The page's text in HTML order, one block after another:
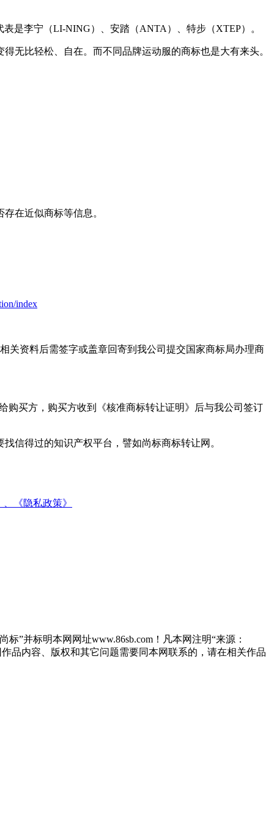
是李宁（LI-NING）、安踏（ANTA）、特步（XTEP）。
无比轻松、自在。而不同品牌运动服的商标也是大有来头。
在近似商标等信息。
index
关资料后需签字或盖章回寄到我公司提交国家商标局办理商
购买方，购买方收到《核准商标转让证明》后与我公司签订
信得过的知识产权平台，譬如尚标商标转让网。
《隐私政策》
”并标明本网网址www.86sb.com！凡本网注明“来源：
品内容、版权和其它问题需要同本网联系的，请在相关作品